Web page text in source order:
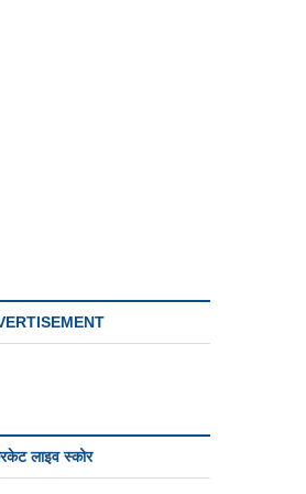
लाइव स्कोर